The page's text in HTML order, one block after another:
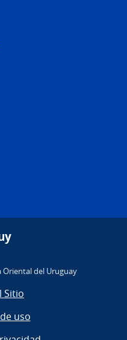
Oriental del Uruguay
Sitio
uso